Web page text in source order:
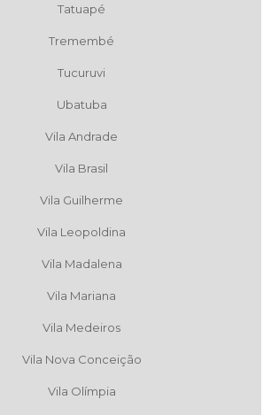
Tatuapé
Tremembé
Tucuruvi
Ubatuba
Vila Andrade
Vila Brasil
Vila Guilherme
Vila Leopoldina
Vila Madalena
Vila Mariana
Vila Medeiros
Vila Nova Conceição
Vila Olímpia